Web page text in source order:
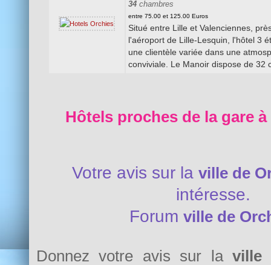
34 chambres
entre 75.00 et 125.00 Euros
Situé entre Lille et Valenciennes,
l'aéroport de Lille-Lesquin, l'hôtel 3
une clientèle variée dans une
conviviale. Le Manoir dispose de 32
Hôtels proches de la gare
Votre avis sur la ville de
intéresse.
Forum ville de
Donnez votre avis sur la ville